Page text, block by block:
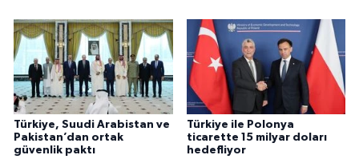
Türkiye, Suudi Arabistan ve
Pakistan’dan ortak
güvenlik paktı
Türkiye ile Polonya
ticarette 15 milyar doları
hedefliyor